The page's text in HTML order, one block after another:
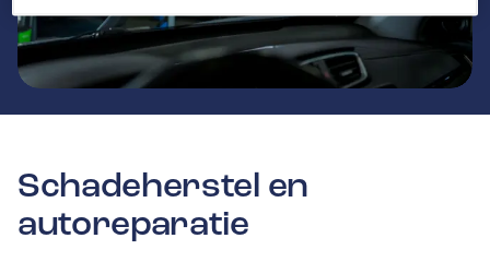
Schadeherstel en
autoreparatie